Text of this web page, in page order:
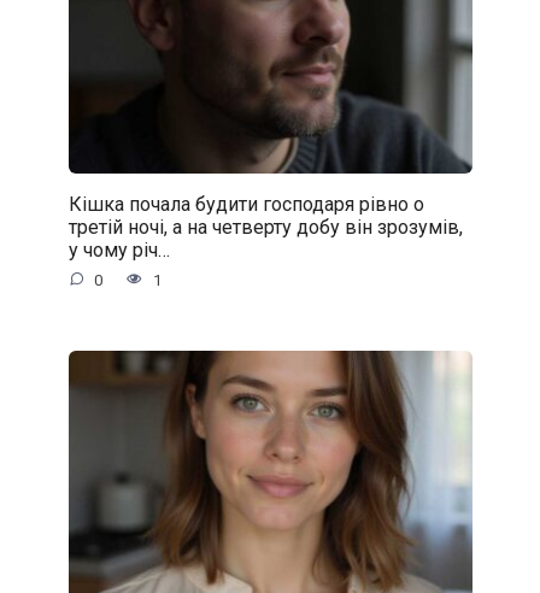
Кішка почала будити господаря рівно о
третій ночі, а на четверту добу він зрозумів,
у чому річ…
0 1